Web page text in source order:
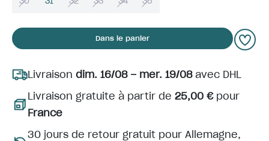
Dans le panier
Livraison dim. 16/08 – mer. 19/08avec DHL
Livraison gratuite à partir de 25,00 €pour
France
30 jours de retour gratuit pour Allemagne,